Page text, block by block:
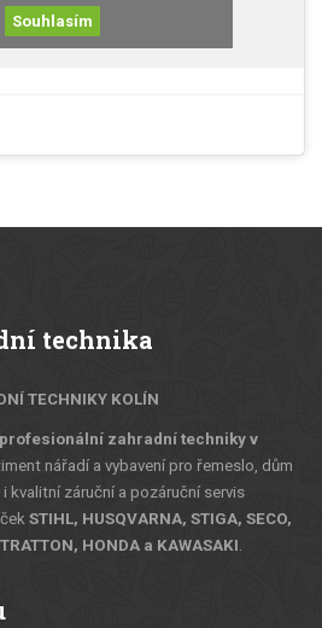
Souhlasím
technika
TECHNIKY KOLÍN
zahradní techniky v
nářadí a vybavení pro řemeslo, dům
kvalitní záruční a pozáruční servis
STIHL, HUSQVARNA, STIGA, SECO,
HONDA a KAWASAKI.